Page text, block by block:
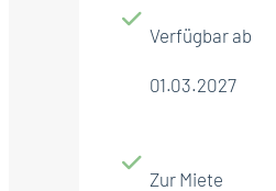
Verfügbar ab
01.03.2027
Zur Miete